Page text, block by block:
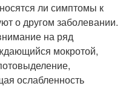
ли симптомы к
о другом заболевании.
на ряд
мокротой,
ослабленность